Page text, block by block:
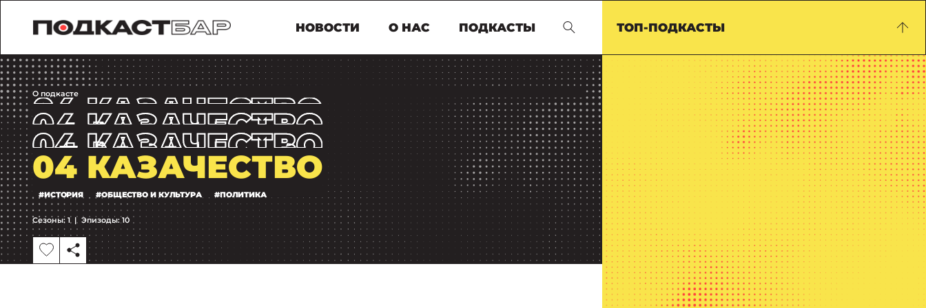
НОВОСТИ О НАС ПОДКАСТЫ ТОП-ПОДКАСТЫ
О подкасте
04 КАЗАЧЕСТВО
#ИСТОРИЯ #ОБЩЕСТВО И КУЛЬТУРА #ПОЛИТИКА
Сезоны: 1 | Эпизоды: 10